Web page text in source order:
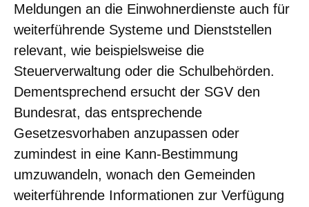
Meldungen an die Einwohnerdienste auch für
weiterführende Systeme und Dienststellen
relevant, wie beispielsweise die
Steuerverwaltung oder die Schulbehörden.
Dementsprechend ersucht der SGV den
Bundesrat, das entsprechende
Gesetzesvorhaben anzupassen oder
zumindest in eine Kann-Bestimmung
umzuwandeln, wonach den Gemeinden
weiterführende Informationen zur Verfügung